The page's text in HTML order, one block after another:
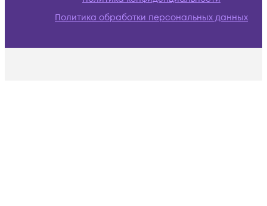
Политика обработки персональных данных